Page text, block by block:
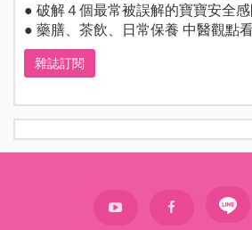
● 破解４個最常被誤解的寶寶安全
● 藥膳、茶飲、日常保養 中醫觀點
雜誌訂閱